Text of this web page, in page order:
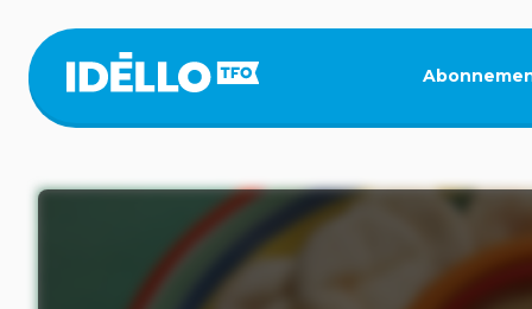
contenu
principal